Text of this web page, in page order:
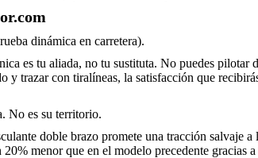
dinámica en carretera).
es tu aliada, no tu sustituta. No puedes pilotar
trazar con tiralíneas, la satisfacción que
No es su territorio.
doble brazo promete una tracción salvaje
menor que en el modelo precedente gracias